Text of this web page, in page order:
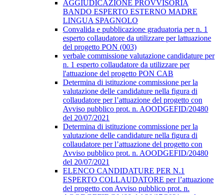
AGGIUDICAZIONE PROVVISORIA
BANDO ESPERTO ESTERNO MADRE
LINGUA SPAGNOLO
Convalida e pubblicazione graduatoria per n. 1
esperto collaudatore da utilizzare per lattuazione
del progetto PON (003)
verbale commissione valutazione candidature per
n. 1 esperto collaudatore da utilizzare per
l'attuazione del progetto PON CAB
Determina di istituzione commissione per la
valutazione delle candidature nella figura di
collaudatore per l’attuazione del progetto con
Avviso pubblico prot. n. AOODGEFID/20480
del 20/07/2021
Determina di istituzione commissione per la
valutazione delle candidature nella figura di
collaudatore per l’attuazione del progetto con
Avviso pubblico prot. n. AOODGEFID/20480
del 20/07/2021
ELENCO CANDIDATURE PER N.1
ESPERTO COLLAUDATORE per l’attuazione
del progetto con Avviso pubblico prot. n.